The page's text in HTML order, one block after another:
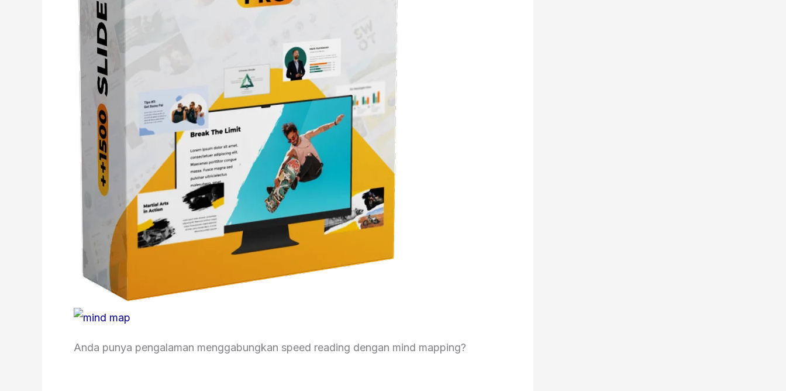
Anda punya pengalaman menggabungkan speed reading dengan mind mapping?